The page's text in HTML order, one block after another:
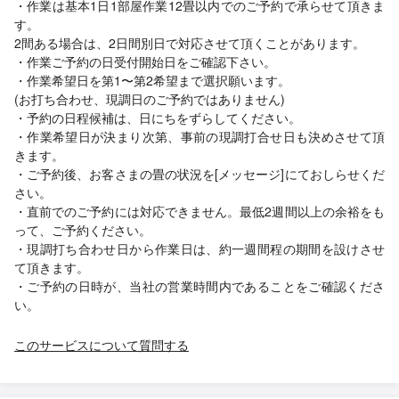
・作業は基本1日1部屋作業12畳以内でのご予約で承らせて頂きま
す。
2間ある場合は、2日間別日で対応させて頂くことがあります。
・作業ご予約の日受付開始日をご確認下さい。
・作業希望日を第1〜第2希望まで選択願います。
(お打ち合わせ、現調日のご予約ではありません)
・予約の日程候補は、日にちをずらしてください。
・作業希望日が決まり次第、事前の現調打合せ日も決めさせて頂
きます。
・ご予約後、お客さまの畳の状況を[メッセージ]にておしらせくだ
さい。
・直前でのご予約には対応できません。最低2週間以上の余裕をも
って、ご予約ください。
・現調打ち合わせ日から作業日は、約一週間程の期間を設けさせ
て頂きます。
・ご予約の日時が、当社の営業時間内であることをご確認くださ
い。
このサービスについて質問する